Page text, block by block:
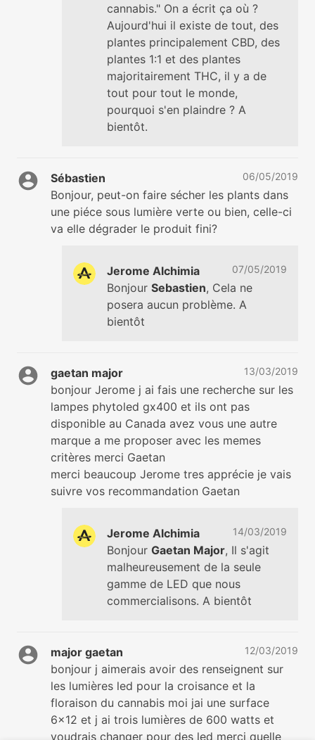
cannabis." On a écrit ça où ?
Aujourd'hui il existe de tout, des
plantes principalement CBD, des
plantes 1:1 et des plantes
majoritairement THC, il y a de
tout pour tout le monde,
pourquoi s'en plaindre ? A
bientôt.
Sébastien 06/05/2019
Bonjour, peut-on faire sécher les plants dans
une piéce sous lumière verte ou bien, celle-ci
va elle dégrader le produit fini?
Jerome Alchimia 07/05/2019
Bonjour Sebastien, Cela ne
posera aucun problème. A
bientôt
gaetan major 13/03/2019
bonjour Jerome j ai fais une recherche sur les
lampes phytoled gx400 et ils ont pas
disponible au Canada avez vous une autre
marque a me proposer avec les memes
critères merci Gaetan
merci beaucoup Jerome tres apprécie je vais
suivre vos recommandation Gaetan
Jerome Alchimia 14/03/2019
Bonjour Gaetan Major, Il s'agit
malheureusement de la seule
gamme de LED que nous
commercialisons. A bientôt
major gaetan 12/03/2019
bonjour j aimerais avoir des renseignent sur
les lumières led pour la croisance et la
floraison du cannabis moi jai une surface
6x12 et j ai trois lumières de 600 watts et
voudrais changer pour des led merci quelle